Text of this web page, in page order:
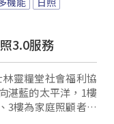
3.0服務
靈糧堂社會福利協
湛藍的太平洋，1樓
3樓為家庭照顧者支